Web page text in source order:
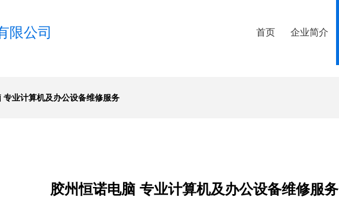
限公司 首页 企业简介
专业计算机及办公设备维修服务
胶州恒诺电脑 专业计算机及办公设备维修服务